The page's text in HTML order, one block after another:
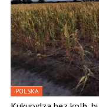
POLSKA